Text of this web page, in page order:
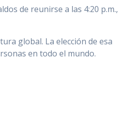
de reunirse a las 4:20 p.m.,
global. La elección de esa
en todo el mundo.